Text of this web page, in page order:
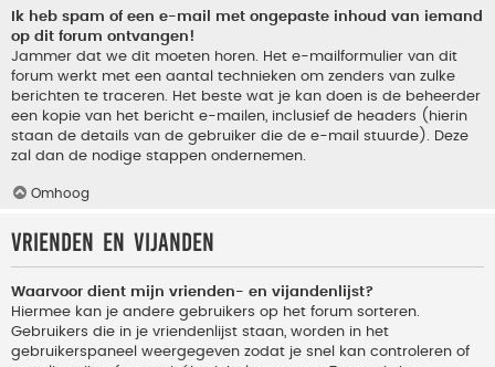
Ik heb spam of een e-mail met ongepaste inhoud van iemand
op dit forum ontvangen!
Jammer dat we dit moeten horen. Het e-mailformulier van dit
forum werkt met een aantal technieken om zenders van zulke
berichten te traceren. Het beste wat je kan doen is de beheerder
een kopie van het bericht e-mailen, inclusief de headers (hierin
staan de details van de gebruiker die de e-mail stuurde). Deze
zal dan de nodige stappen ondernemen.
Omhoog
Vrienden en vijanden
Waarvoor dient mijn vrienden- en vijandenlijst?
Hiermee kan je andere gebruikers op het forum sorteren.
Gebruikers die in je vriendenlijst staan, worden in het
gebruikerspaneel weergegeven zodat je snel kan controleren of